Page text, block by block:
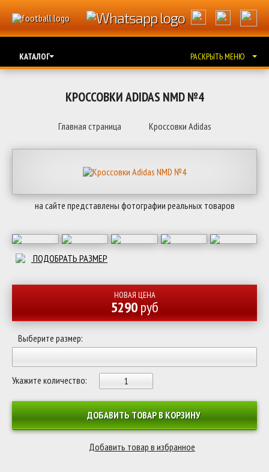
КАТАЛОГ РАСКРЫТЬ МЕНЮ
КРОССОВКИ ADIDAS NMD №4
Главная страница Кроссовки Adidas
на сайте представлены фотографии реальных товаров
ПОДОБРАТЬ РАЗМЕР
НОВАЯ ЦЕНА
5290руб
Выберите размер:
Укажите количество:
ДОБАВИТЬ ТОВАР В КОРЗИНУ